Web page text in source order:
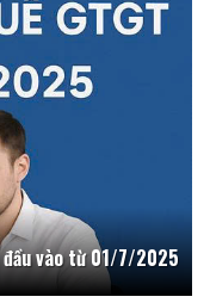
đầu vào từ 01/7/2025